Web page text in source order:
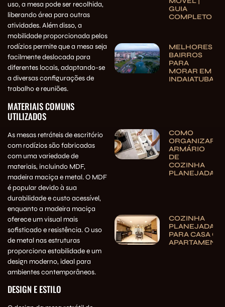
uso, a mesa pode ser recolhida,
liberando área para outras
atividades. Além disso, a
mobilidade proporcionada pelos
rodízios permite que a mesa seja
facilmente deslocada para
diferentes locais, adaptando-se
a diversas configurações de
trabalho e reuniões.
MATERIAIS COMUNS
UTILIZADOS
As mesas retráteis de escritório
com rodízios são fabricadas
com uma variedade de
materiais, incluindo MDF,
madeira maciça e metal. O MDF
é popular devido à sua
durabilidade e custo acessível,
enquanto a madeira maciça
oferece um visual mais
sofisticado e resistência. O uso
de metal nas estruturas
proporciona estabilidade e um
design moderno, ideal para
ambientes contemporâneos.
DESIGN E ESTILO
GUIA
COMPLETO
MELHORES
BAIRROS
PARA
MORAR EM
INDAIATUBA
COMO
ORGANIZAR
ARMÁRIO
DE
COZINHA
PLANEJADA
COZINHA
PLANEJADA
PARA CASA OU